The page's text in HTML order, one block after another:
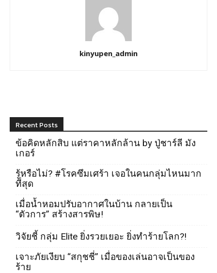
kinyupen_admin
Recent Posts
ข้อคิดหลักสิบ แต่ราคาหลักล้าน by ปู่ชาร์ลี มัง
เกอร์
รู้หรือไม่? #โรคซึมเศร้า เจอในคนกลุ่มไหนมาก
ที่สุด
เมื่อน้ำหอมปรับอากาศในบ้าน กลายเป็น
“ตัวการ” สร้างสารพิษ!
วิจัยชี้ กลุ่ม Elite ยิ่งรวยเยอะ ยิ่งทำร้ายโลก?!
เจาะภัยเงียบ “สกุชชี่” เมื่อของเล่นอาจเป็นของ
ร้าย